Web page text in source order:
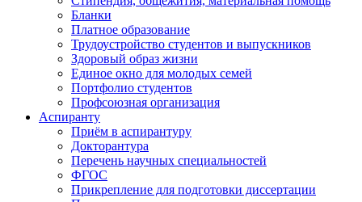
Бланки
Платное образование
Трудоустройство студентов и выпускников
Здоровый образ жизни
Единое окно для молодых семей
Портфолио студентов
Профсоюзная организация
Аспиранту
Приём в аспирантуру
Докторантура
Перечень научных специальностей
ФГОС
Прикрепление для подготовки диссертации